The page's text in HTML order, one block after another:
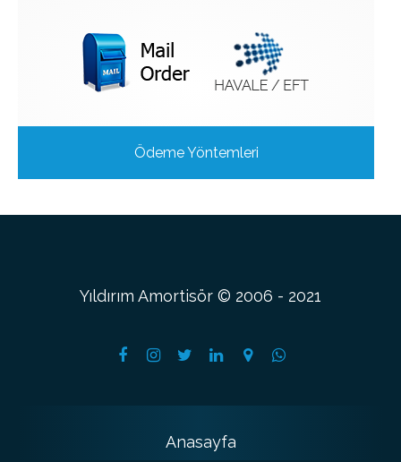
Ödeme Yöntemleri
Yıldırım Amortisör © 2006 - 2021
Anasayfa